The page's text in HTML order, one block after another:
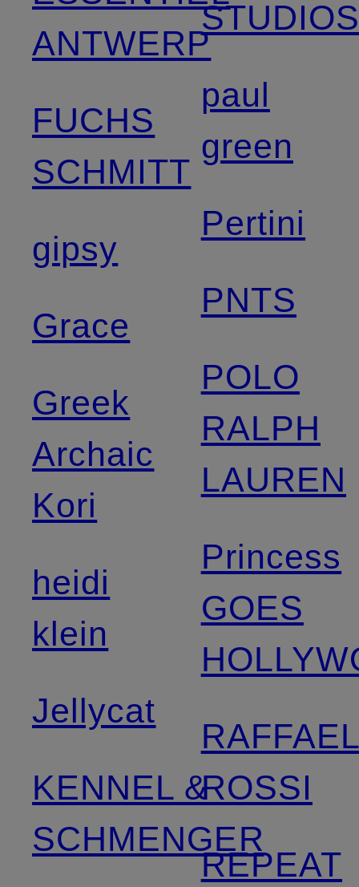
ANTWERP
FUCHS
SCHMITT
gipsy
Grace
Greek
Archaic
Kori
heidi
klein
Jellycat
KENNEL &
SCHMENGER
paul
green
Pertini
PNTS
POLO
RALPH
LAUREN
Princess
GOES
ROSSI
REPEAT